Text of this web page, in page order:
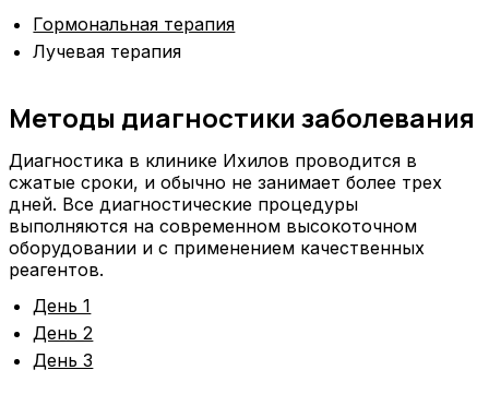
Гормональная терапия
Лучевая терапия
Методы диагностики заболевания
Диагностика в клинике Ихилов проводится в
сжатые сроки, и обычно не занимает более трех
дней. Все диагностические процедуры
выполняются на современном высокоточном
оборудовании и с применением качественных
реагентов.
День 1
День 2
День 3